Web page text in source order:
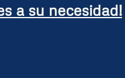
a su necesidad!